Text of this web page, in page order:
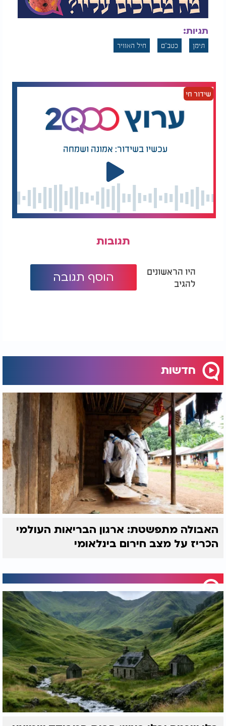
תגיות:
תימן כטב"ם חיל האוויר
שידור חי
עכשיו בשידור: אמונה ושמחה
תגובות
היו הראשונים
להגיב
הוסף תגובה
חדשות
האבולה מתפשטת: ארגון הבריאות העולמי
הכריז על מצב חירום בינלאומי